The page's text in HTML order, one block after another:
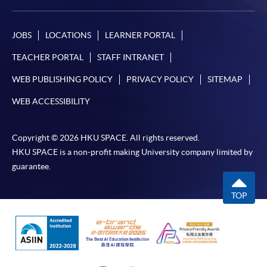
JOBS LOCATIONS LEARNER PORTAL
TEACHER PORTAL STAFF INTRANET
WEB PUBLISHING POLICY PRIVACY POLICY SITEMAP
WEB ACCESSIBILITY
Copyright © 2026 HKU SPACE. All rights reserved.
HKU SPACE is a non-profit making University company limited by
guarantee.
TOP